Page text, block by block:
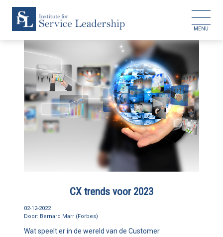
HOME
COLLEGEREEKSEN
MASTERCLASSES
BLOG
CX trends voor 2023
02-12-2022
Bernard Marr (Forbes)
Wat speelt er in de wereld van de Customer